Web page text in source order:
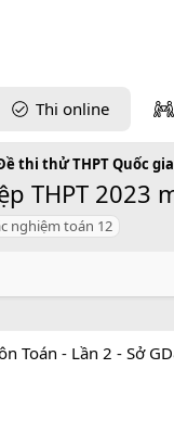
Thi online
thi thử THPT Quốc
THPT 2023
nghiệm toán 12
Toán - Lần 2 - Sở